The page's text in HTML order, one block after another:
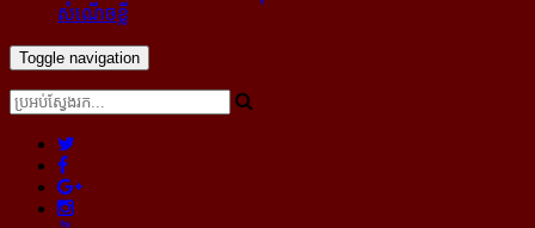
សំណើចខ្លី
Toggle navigation